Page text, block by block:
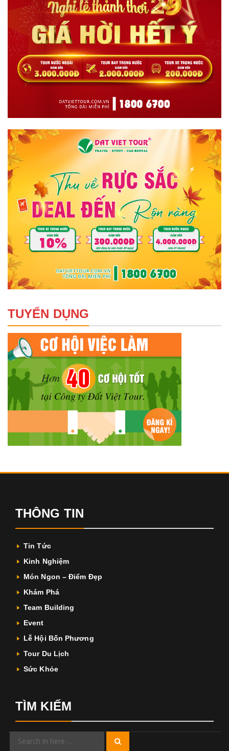
TUYỂN DỤNG
THÔNG TIN
Tin Tức
Kinh Nghiệm
Món Ngon – Điểm Đẹp
Khám Phá
Team Building
Event
Lễ Hội Bốn Phương
Tour Du Lịch
Sức Khỏe
TÌM KIẾM
Search